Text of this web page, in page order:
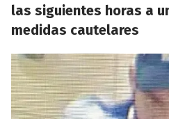
las siguientes horas a
medidas cautelares